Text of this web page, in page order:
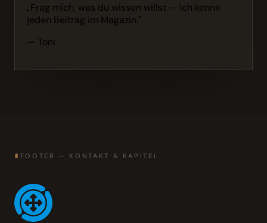
„Frag mich, was du wissen willst — ich kenne
jeden Beitrag im Magazin."
— Toni
∎ FOOTER — KONTAKT & KAPITEL